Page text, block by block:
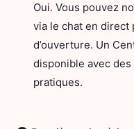
Oui. Vous pouvez
via le chat en direct
d’ouverture. Un
disponible avec
pratiques.